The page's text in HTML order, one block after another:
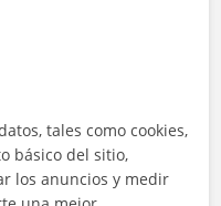
para dar clase
Porreres
tales como cookies,
básico del sitio,
los anuncios y medir